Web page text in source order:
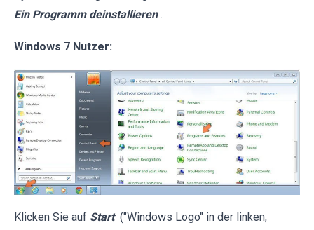
Ein Programm deinstallieren .
Windows 7 Nutzer:
Klicken Sie auf Start ("Windows Logo" in der linken,